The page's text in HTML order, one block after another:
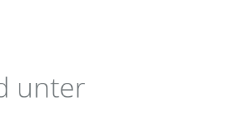
unter